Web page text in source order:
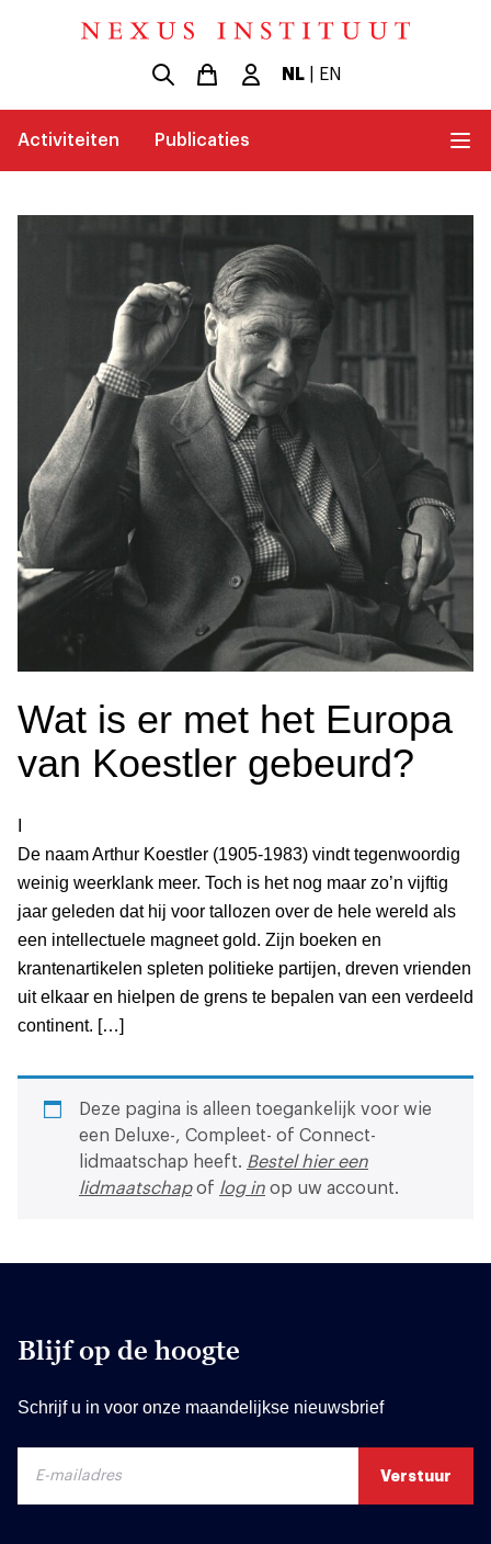
NL| EN
Activiteiten Publicaties
Wat is er met het Europa
van Koestler gebeurd?
De naam Arthur Koestler (1905-1983) vindt tegenwoordig
weinig weerklank meer. Toch is het nog maar zo’n vijftig
jaar geleden dat hij voor tallozen over de hele wereld als
een intellectuele magneet gold. Zijn boeken en
krantenartikelen spleten politieke partijen, dreven vrienden
uit elkaar en hielpen de grens te bepalen van een verdeeld
continent. […]
Deze pagina is alleen toegankelijk voor wie
een Deluxe-, Compleet- of Connect-
lidmaatschap heeft. Bestel hier een
lidmaatschapof log in op uw account.
Blijf op de hoogte
Schrijf u in voor onze maandelijkse nieuwsbrief